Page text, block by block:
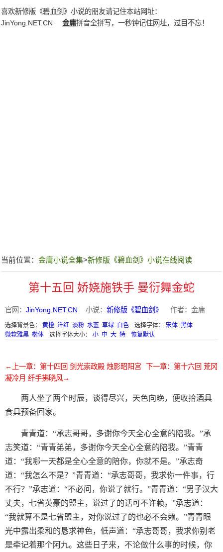
喜欢新修版《碧血剑》小说的朋友请记住本站网址：
JinYong.NET.CN
金庸拼音全拼写，一秒钟记住网址，过目不忘！
当前位置： 金庸小说全集>新修版《碧血剑》小说在线阅读
第十五回 娇娆施铁手 曼衍舞金蛇
官网： JinYong.NET.CN 小说： 新修版《碧血剑》 作者：金庸
选择背景色： 黄橙 洋红 淡粉 水蓝 草绿 白色 选择字体： 宋体 黑体
微软雅黑 楷体 选择字体大小： 小 中 大 特 恢复默认
←上一章：第十四回 剑光崇政殿 烛影昭阳宫
下一章：第十六回 荒冈
凝冷月 纤手拂晓风→
两人坐了两个时辰，谈得尽兴，天色向晚，便收拾酒具
食具预备回家。
青青道：“承志哥哥，多谢你今天全心全意的陪我。”承
志笑道：“青青弟弟，多谢你今天全心全意的陪我。”青青
道：“我哪一天都是全心全意的陪你，你就不是。”承志奇
道：“我怎么不是？”青青道：“承志哥哥，我求你一件事，行
不行？”承志道：“不必问，你说了就行。”青青道：“男子汉大
丈夫，七省英豪的盟主，说过了的话可不许赖。”承志道：
“我就算不是七省盟主，对你说过了的也必不会赖。”青青眼
光中露出柔和的恳求神色，低声道：“承志哥哥，我求你别老
是牵记着那个阿九。这些日子来，不论做什么事的时候，你